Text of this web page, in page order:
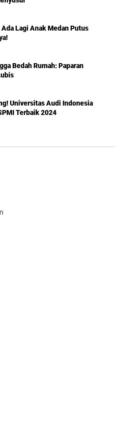
Lagi Anak Medan Putus
Bedah Rumah: Paparan
Universitas Audi Indonesia
Terbaik 2024